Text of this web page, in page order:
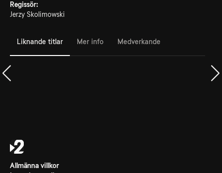
Regissör:
Jerzy Skolimowski
Liknande titlar Mer info Medverkande
Allmänna villkor